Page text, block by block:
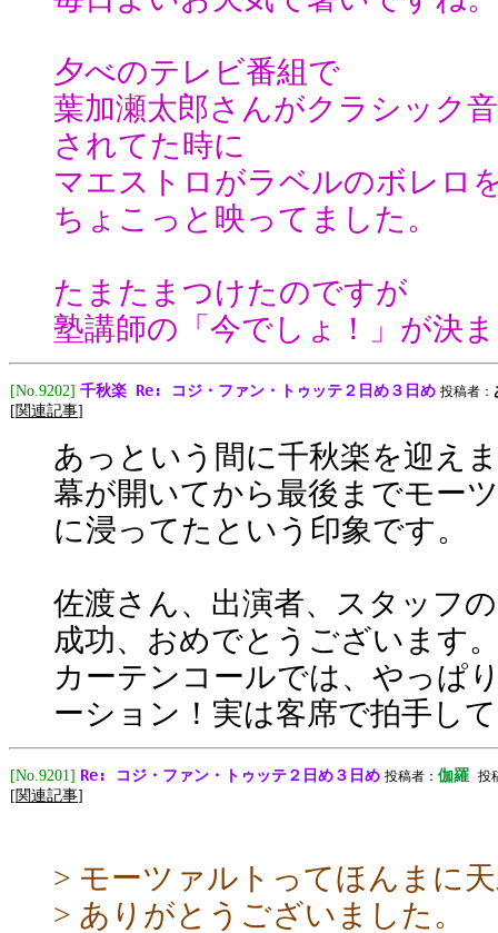
夕べのテレビ番組で
葉加瀬太郎さんがクラシック
されてた時に
マエストロがラベルのボレロ
ちょこっと映ってました。
たまたまつけたのですが
塾講師の「今でしょ！」が決
[No.9202] 千秋楽 Re: コジ・ファン・トゥッテ２日め３日め 投稿者：
[関連記事]
あっという間に千秋楽を迎え
幕が開いてから最後までモー
に浸ってたという印象です。
佐渡さん、出演者、スタッフ
成功、おめでとうございます
カーテンコールでは、やっぱ
ーション！実は客席で拍手し
[No.9201] Re: コジ・ファン・トゥッテ２日め３日め 投稿者： 伽羅 投
[関連記事]
> モーツァルトってほんまに
> ありがとうございました。